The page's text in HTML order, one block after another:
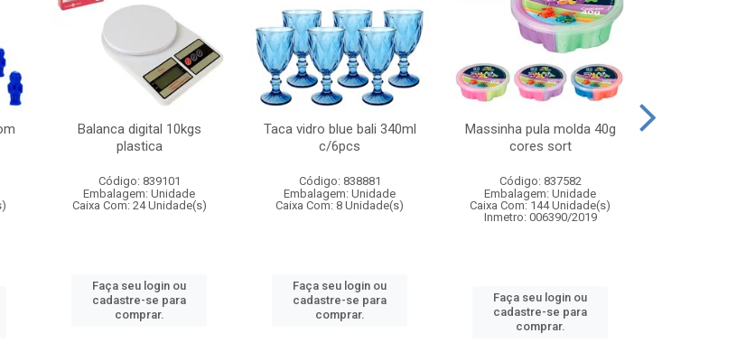
Balanca digital 10kgs
plastica
Código: 839101
Embalagem: Unidade
Caixa Com: 24 Unidade(s)
Faça seu login ou
cadastre-se para
comprar.
Taca vidro blue bali 340ml
c/6pcs
Código: 838881
Embalagem: Unidade
Caixa Com: 8 Unidade(s)
Faça seu login ou
cadastre-se para
comprar.
Massinha pula molda 40g
cores sort
Código: 837582
Embalagem: Unidade
Caixa Com: 144 Unidade(s)
Inmetro: 006390/2019
Faça seu login ou
cadastre-se para
comprar.